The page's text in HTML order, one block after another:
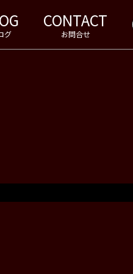
グ
CONTACT
お問合せ